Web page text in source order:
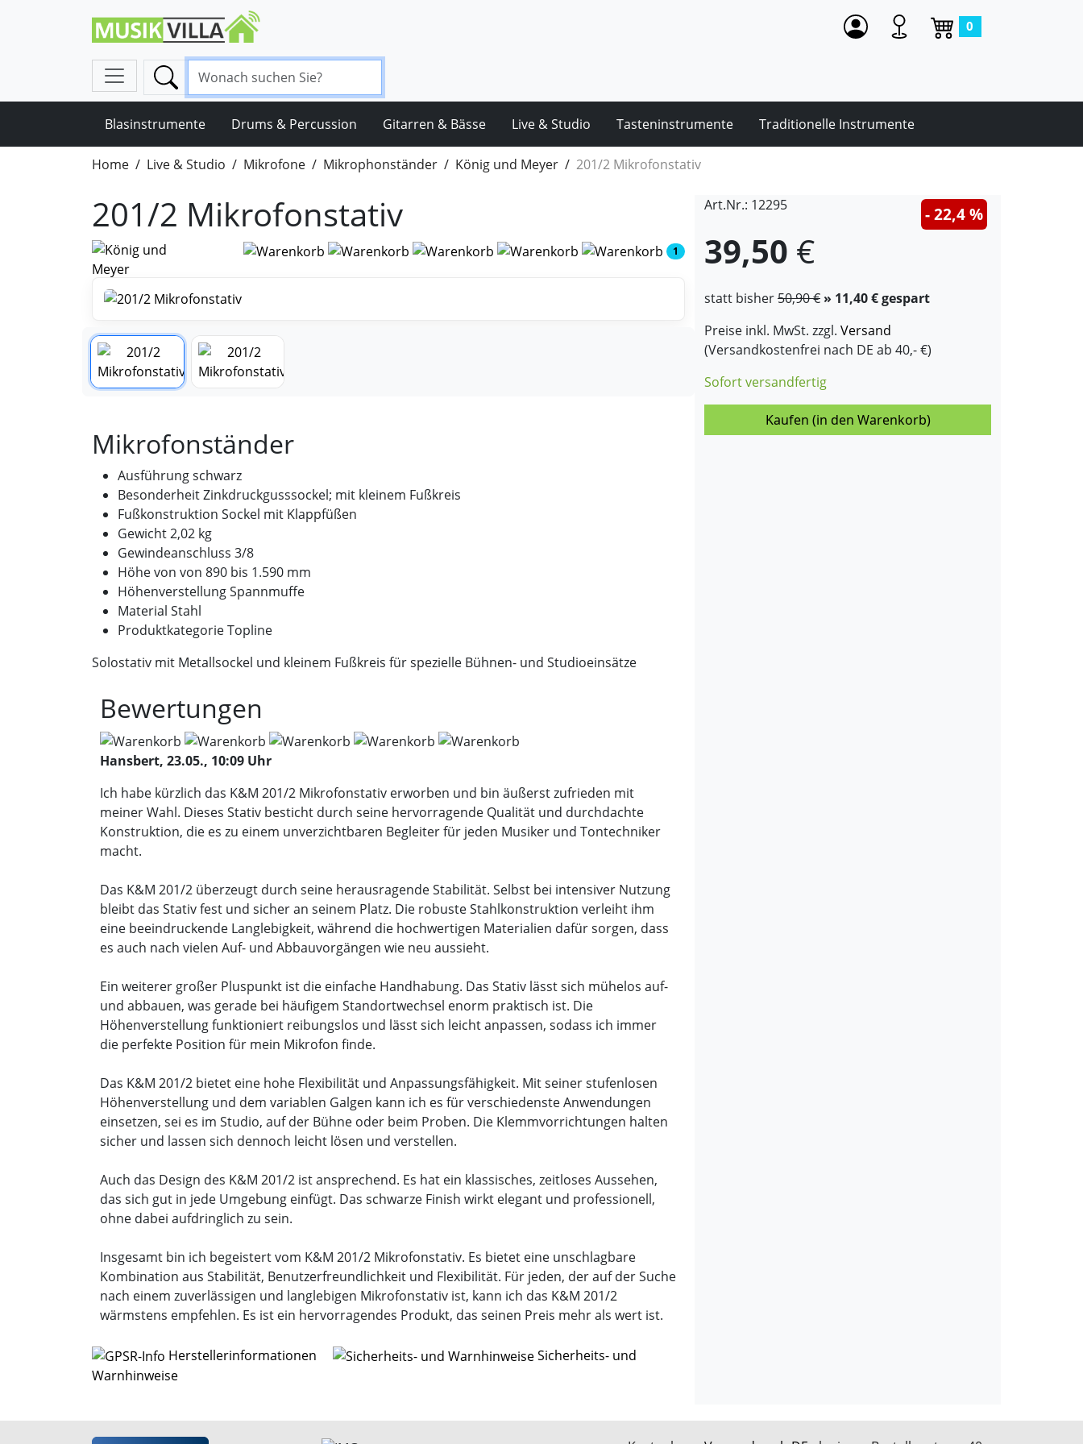
0
Blasinstrumente Drums & Percussion Gitarren & Bässe Live & Studio Tasteninstrumente Traditionelle Instrumente
Home Live & Studio Mikrofone Mikrophonständer König und Meyer 201/2 Mikrofonstativ
201/2 Mikrofonstativ
1
Mikrofonständer
Ausführung schwarz
Besonderheit Zinkdruckgusssockel; mit kleinem Fußkreis
Fußkonstruktion Sockel mit Klappfüßen
Gewicht 2,02 kg
Gewindeanschluss 3/8
Höhe von von 890 bis 1.590 mm
Höhenverstellung Spannmuffe
Material Stahl
Produktkategorie Topline
Solostativ mit Metallsockel und kleinem Fußkreis für spezielle Bühnen- und Studioeinsätze
Bewertungen
Hansbert, 23.05., 10:09 Uhr
Ich habe kürzlich das K&M 201/2 Mikrofonstativ erworben und bin äußerst zufrieden mit
meiner Wahl. Dieses Stativ besticht durch seine hervorragende Qualität und durchdachte
Konstruktion, die es zu einem unverzichtbaren Begleiter für jeden Musiker und Tontechniker
macht.
Das K&M 201/2 überzeugt durch seine herausragende Stabilität. Selbst bei intensiver Nutzung
bleibt das Stativ fest und sicher an seinem Platz. Die robuste Stahlkonstruktion verleiht ihm
eine beeindruckende Langlebigkeit, während die hochwertigen Materialien dafür sorgen, dass
es auch nach vielen Auf- und Abbauvorgängen wie neu aussieht.
Ein weiterer großer Pluspunkt ist die einfache Handhabung. Das Stativ lässt sich mühelos auf-
und abbauen, was gerade bei häufigem Standortwechsel enorm praktisch ist. Die
Höhenverstellung funktioniert reibungslos und lässt sich leicht anpassen, sodass ich immer
die perfekte Position für mein Mikrofon finde.
Das K&M 201/2 bietet eine hohe Flexibilität und Anpassungsfähigkeit. Mit seiner stufenlosen
Höhenverstellung und dem variablen Galgen kann ich es für verschiedenste Anwendungen
einsetzen, sei es im Studio, auf der Bühne oder beim Proben. Die Klemmvorrichtungen halten
sicher und lassen sich dennoch leicht lösen und verstellen.
Auch das Design des K&M 201/2 ist ansprechend. Es hat ein klassisches, zeitloses Aussehen,
das sich gut in jede Umgebung einfügt. Das schwarze Finish wirkt elegant und professionell,
ohne dabei aufdringlich zu sein.
Insgesamt bin ich begeistert vom K&M 201/2 Mikrofonstativ. Es bietet eine unschlagbare
Kombination aus Stabilität, Benutzerfreundlichkeit und Flexibilität. Für jeden, der auf der Suche
nach einem zuverlässigen und langlebigen Mikrofonstativ ist, kann ich das K&M 201/2
wärmstens empfehlen. Es ist ein hervorragendes Produkt, das seinen Preis mehr als wert ist.
Herstellerinformationen
Sicherheits- und
Warnhinweise
Art.Nr.: 12295
39,50 €
statt bisher50,90 € » 11,40 € gespart
- 22,4 %
Preise inkl. MwSt. zzgl. Versand
(Versandkostenfrei nach DE ab 40,- €)
Sofort versandfertig
Kaufen (in den Warenkorb)